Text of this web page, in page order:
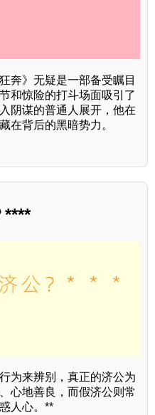
奔》无疑是一部备受瞩目
和惊险的打斗场面吸引了
阴谋的普通人展开，他在
在背后的黑暗势力。
****
为来辨别，真正的济公为
心地善良，而假济公则常
人心。**